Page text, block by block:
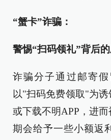
“蟹卡”诈骗：
警惕“扫码领礼”背后
诈骗分子通过邮寄
以"扫码免费领取"为
或下载不明APP，进
期会给予一些小额返